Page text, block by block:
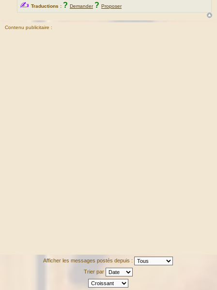
✍ Traductions : ? Demander ? Proposer
Contenu publicitaire :
Afficher les messages postés depuis :
Trier par